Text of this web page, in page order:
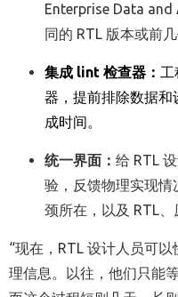
Enterprise Data
同的 RTL 版本或前
集成 lint 检查器： 工
器，提前排除数据
成时间。
统一界面： 给 RTL
验，反馈物理实现情
颈所在，以及 RTL、
“现在，RTL 设计人员可
理信息。以往，他们只能